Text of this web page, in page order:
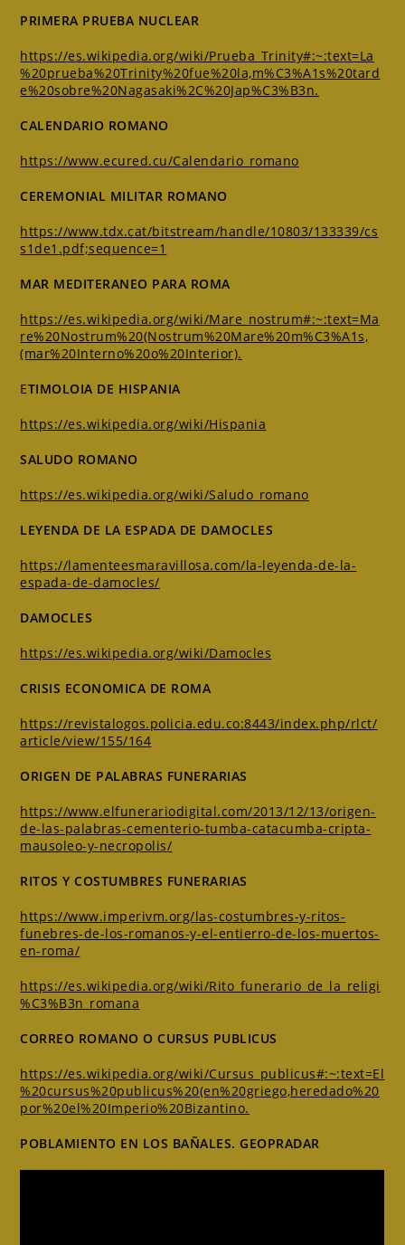
PRIMERA PRUEBA NUCLEAR
https://es.wikipedia.org/wiki/Prueba_Trinity#:~:text=La
%20prueba%20Trinity%20fue%20la,m%C3%A1s%20tard
e%20sobre%20Nagasaki%2C%20Jap%C3%B3n.
CALENDARIO ROMANO
https://www.ecured.cu/Calendario_romano
CEREMONIAL MILITAR ROMANO
https://www.tdx.cat/bitstream/handle/10803/133339/cs
s1de1.pdf;sequence=1
MAR MEDITERANEO PARA ROMA
https://es.wikipedia.org/wiki/Mare_nostrum#:~:text=Ma
re%20Nostrum%20(Nostrum%20Mare%20m%C3%A1s,
(mar%20Interno%20o%20Interior).
ETIMOLOIA DE HISPANIA
https://es.wikipedia.org/wiki/Hispania
SALUDO ROMANO
https://es.wikipedia.org/wiki/Saludo_romano
LEYENDA DE LA ESPADA DE DAMOCLES
https://lamenteesmaravillosa.com/la-leyenda-de-la-
espada-de-damocles/
DAMOCLES
https://es.wikipedia.org/wiki/Damocles
CRISIS ECONOMICA DE ROMA
https://revistalogos.policia.edu.co:8443/index.php/rlct/
article/view/155/164
ORIGEN DE PALABRAS FUNERARIAS
https://www.elfunerariodigital.com/2013/12/13/origen-
de-las-palabras-cementerio-tumba-catacumba-cripta-
mausoleo-y-necropolis/
RITOS Y COSTUMBRES FUNERARIAS
https://www.imperivm.org/las-costumbres-y-ritos-
funebres-de-los-romanos-y-el-entierro-de-los-muertos-
en-roma/
https://es.wikipedia.org/wiki/Rito_funerario_de_la_religi
%C3%B3n_romana
CORREO ROMANO O CURSUS PUBLICUS
https://es.wikipedia.org/wiki/Cursus_publicus#:~:text=El
%20cursus%20publicus%20(en%20griego,heredado%20
por%20el%20Imperio%20Bizantino.
POBLAMIENTO EN LOS BAÑALES. GEOPRADAR